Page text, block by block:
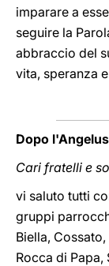
imparare a
seguire la
abbraccio del
vita, speranza
Dopo l'Angelus
Cari fratelli e
vi saluto tutti
gruppi
Biella,
Rocca di Papa,